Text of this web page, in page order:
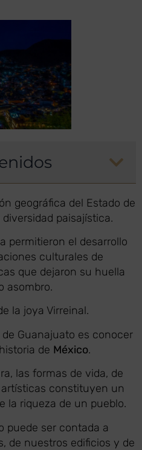
geográfica del Estado de
paisajística.
permitieron el desarrollo
culturales de
que dejaron su huella
asombro.
la joya Virreinal.
Guanajuato es conocer
de México.
las formas de vida, de
constituyen un
la riqueza de un pueblo.
puede ser contada a
de nuestros edificios y de